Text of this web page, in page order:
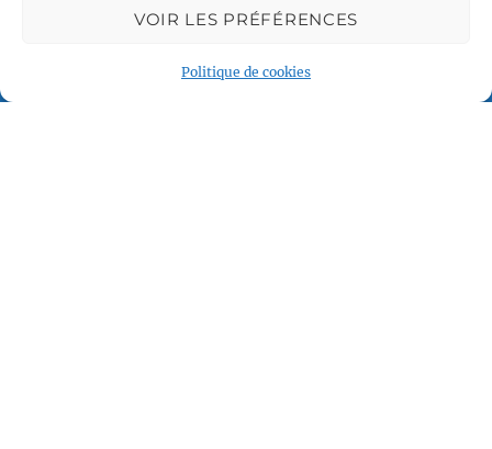
VOIR LES PRÉFÉRENCES
Politique de cookies